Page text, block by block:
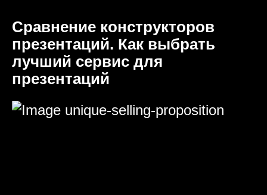
Сравнение конструкторов
презентаций. Как выбрать
лучший сервис для
презентаций